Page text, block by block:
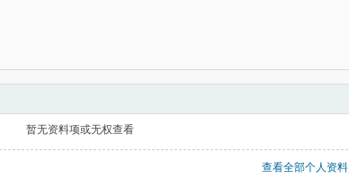
暂无资料项或无权查看
查看全部个人资料